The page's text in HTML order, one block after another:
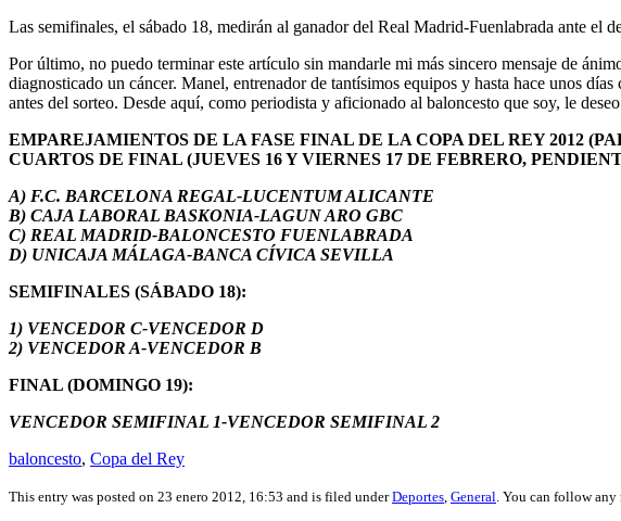
Las semifinales, el sábado 18, medirán al ganador del Real Madrid-Fuenlabrada ante
Por último, no puedo terminar este artículo sin mandarle mi más sincero mensaje de
diagnosticado un cáncer. Manel, entrenador de tantísimos equipos y hasta hace unos
antes del sorteo. Desde aquí, como periodista y aficionado al baloncesto que soy, le
EMPAREJAMIENTOS DE LA FASE FINAL DE LA COPA DEL REY 2012
CUARTOS DE FINAL (JUEVES 16 Y VIERNES 17 DE FEBRERO,
A) F.C. BARCELONA REGAL-LUCENTUM ALICANTE
B) CAJA LABORAL BASKONIA-LAGUN ARO GBC
C) REAL MADRID-BALONCESTO FUENLABRADA
D) UNICAJA MÁLAGA-BANCA CÍVICA SEVILLA
SEMIFINALES (SÁBADO 18):
1) VENCEDOR C-VENCEDOR D
2) VENCEDOR A-VENCEDOR B
FINAL (DOMINGO 19):
VENCEDOR SEMIFINAL 1-VENCEDOR SEMIFINAL 2
baloncesto, Copa del Rey
This entry was posted on 23 enero 2012, 16:53 and is filed underDeportes General . You can follow